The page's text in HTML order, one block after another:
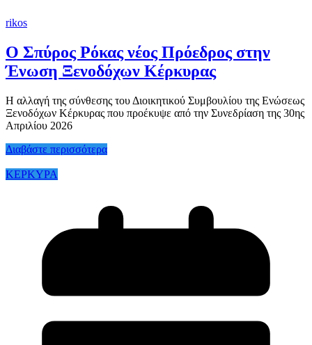
rikos
Ο Σπύρος Ρόκας νέος Πρόεδρος στην
Ένωση Ξενοδόχων Κέρκυρας
Η αλλαγή της σύνθεσης του Διοικητικού Συμβουλίου της Ενώσεως
Ξενοδόχων Κέρκυρας που προέκυψε από την Συνεδρίαση της 30ης
Απριλίου 2026
Διαβάστε περισσότερα
ΚΕΡΚΥΡΑ